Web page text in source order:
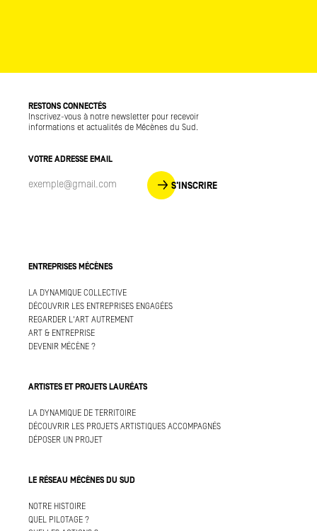
RESTONS CONNECTÉS
Inscrivez-vous à notre newsletter pour recevoir
informations et actualités de Mécènes du Sud.
VOTRE ADRESSE EMAIL
S'INSCRIRE
ENTREPRISES MÉCÈNES
LA DYNAMIQUE COLLECTIVE
DÉCOUVRIR LES ENTREPRISES ENGAGÉES
REGARDER L'ART AUTREMENT
ART & ENTREPRISE
DEVENIR MÉCÈNE ?
ARTISTES ET PROJETS LAURÉATS
LA DYNAMIQUE DE TERRITOIRE
DÉCOUVRIR LES PROJETS ARTISTIQUES ACCOMPAGNÉS
DÉPOSER UN PROJET
LE RÉSEAU MÉCÈNES DU SUD
NOTRE HISTOIRE
QUEL PILOTAGE ?